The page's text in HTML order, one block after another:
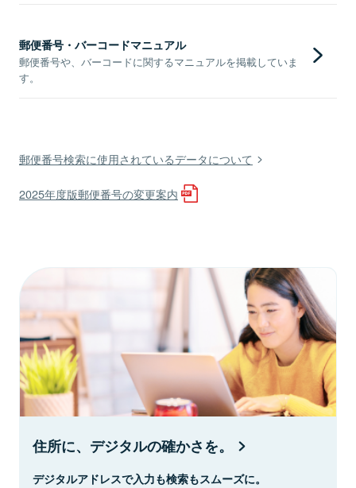
郵便番号・バーコードマニュアル
郵便番号や、バーコードに関するマニュアルを掲載していま
す。
郵便番号検索に使用されているデータについて
2025年度版郵便番号の変更案内
住所に、デジタルの確かさを。
デジタルアドレスで入力も検索もスムーズに。